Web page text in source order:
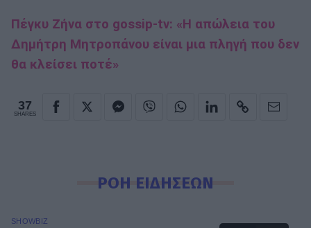
Πέγκυ Ζήνα στο gossip-tv: «Η απώλεια του
Δημήτρη Μητροπάνου είναι μια πληγή που δεν
θα κλείσει ποτέ»
37
SHARES
ΡΟΗ ΕΙΔΗΣΕΩΝ
SHOWBIZ